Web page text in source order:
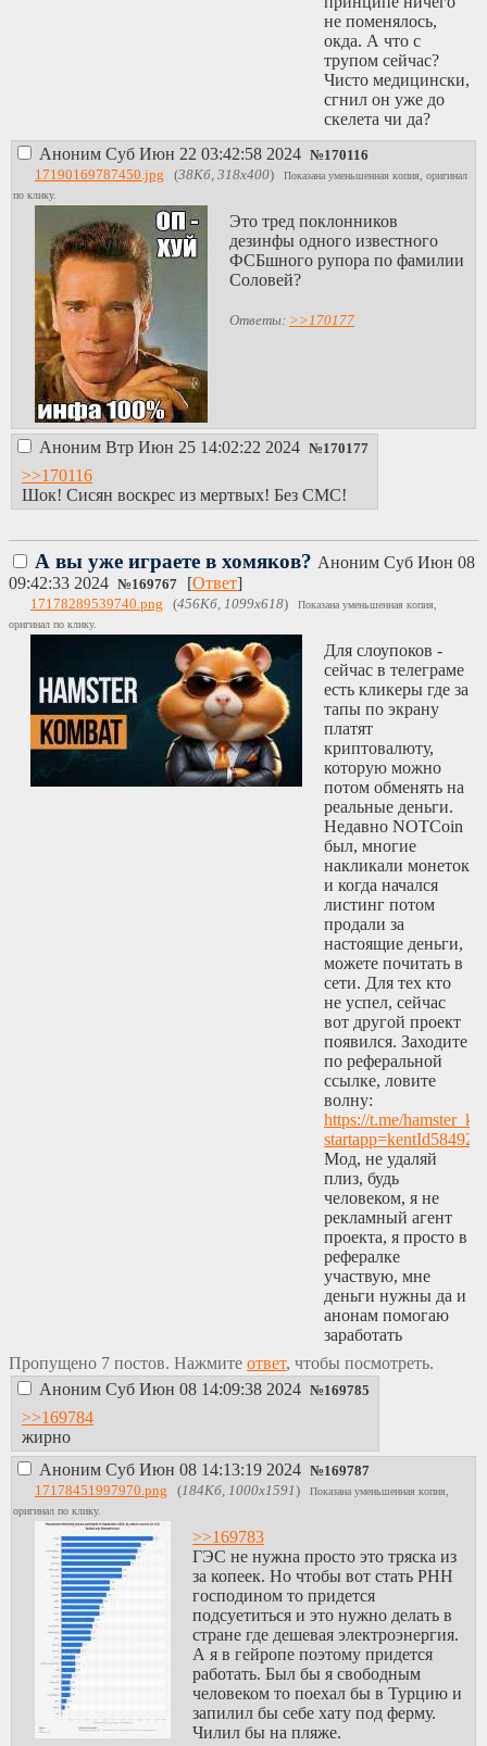
не поменялось,
окда. А что с
трупом сейчас?
Чисто медицински,
сгнил он уже до
скелета чи да?
Аноним Суб Июн 22 03:42:58 2024 №170116
17190169787450.jpg (38Кб, 318x400)
Показана уменьшенная копия, оригинал
по клику.
Это тред поклонников
дезинфы одного известного
ФСБшного рупора по фамилии
Соловей?
Ответы: >>170177
Аноним Втр Июн 25 14:02:22 2024 №170177
>>170116
Шок! Сисян воскрес из мертвых! Без СМС!
А вы уже играете в хомяков? Аноним Суб Июн 08
09:42:33 2024 №169767 [Ответ]
17178289539740.png (456Кб, 1099x618)
Показана уменьшенная копия,
оригинал по клику.
Для слоупоков -
сейчас в телеграме
есть кликеры где за
тапы по экрану
платят
криптовалюту,
которую можно
потом обменять на
реальные деньги.
Недавно NOTCoin
был, многие
накликали монеток
и когда начался
листинг потом
продали за
настоящие деньги,
можете почитать в
сети. Для тех кто
не успел, сейчас
вот другой проект
появился. Заходите
по реферальной
ссылке, ловите
волну:
https://t.me/
Мод, не удаляй
плиз, будь
человеком, я не
рекламный агент
проекта, я просто в
рефералке
участвую, мне
деньги нужны да и
анонам помогаю
заработать
Пропущено 7 постов. Нажмите ответ, чтобы посмотреть.
Аноним Суб Июн 08 14:09:38 2024 №169785
>>169784
жирно
Аноним Суб Июн 08 14:13:19 2024 №169787
17178451997970.png (184Кб, 1000x1591)
Показана уменьшенная копия,
оригинал по клику.
>>169783
ГЭС не нужна просто это тряска из
за копеек. Но чтобы вот стать РНН
господином то придется
подсуетиться и это нужно делать в
стране где дешевая электроэнергия.
А я в гейропе поэтому придется
работать. Был бы я свободным
человеком то поехал бы в Турцию и
запилил бы себе хату под ферму.
Чилил бы на пляже.